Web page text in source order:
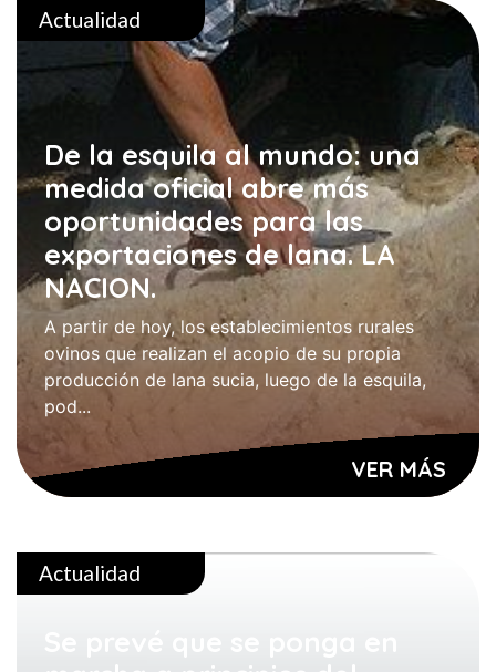
Actualidad
De la esquila al mundo: una
medida oficial abre más
oportunidades para las
exportaciones de lana. LA
NACION.
A partir de hoy, los establecimientos rurales
ovinos que realizan el acopio de su propia
producción de lana sucia, luego de la esquila,
pod...
VER MÁS
Actualidad